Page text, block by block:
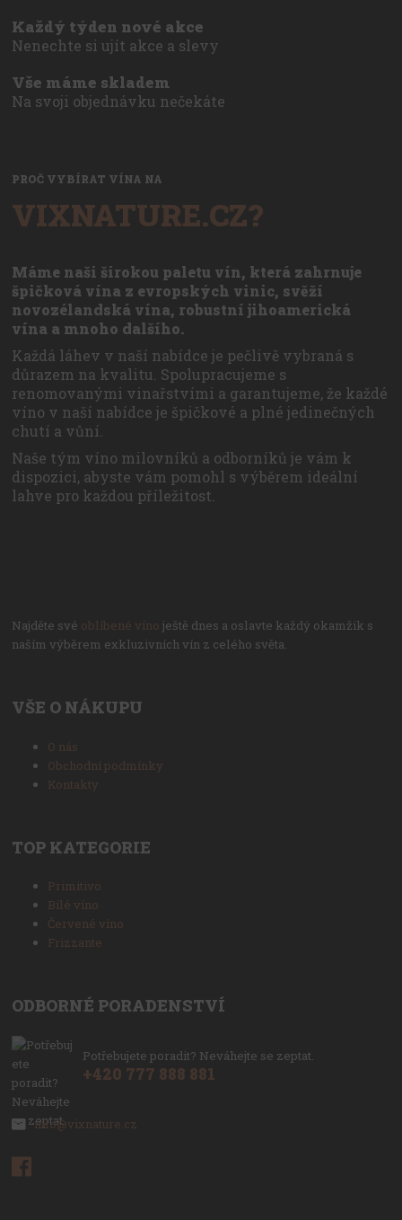
Každý týden nové akce
Nenechte si ujít akce a slevy
Vše máme skladem
Na svoji objednávku nečekáte
PROČ VYBÍRAT VÍNA NA
VIXNATURE.CZ?
Máme naši širokou paletu vín, která zahrnuje
špičková vína z evropských vinic, svěží
novozélandská vína, robustní jihoamerická
vína a mnoho dalšího.
Každá láhev v naší nabídce je pečlivě vybraná s
důrazem na kvalitu. Spolupracujeme s
renomovanými vinařstvími a garantujeme, že každé
víno v naší nabídce je špičkové a plné jedinečných
chutí a vůní.
Naše tým víno milovníků a odborníků je vám k
dispozici, abyste vám pomohl s výběrem ideální
lahve pro každou příležitost.
Najděte své oblíbené víno ještě dnes a oslavte každý okamžik s
naším výběrem exkluzivních vín z celého světa.
VŠE O NÁKUPU
O nás
Obchodní podmínky
Kontakty
TOP KATEGORIE
Primitivo
Bílé víno
Červené víno
Frizzante
ODBORNÉ PORADENSTVÍ
Potřebujete poradit? Neváhejte se zeptat.
+420 777 888 881
info@vixnature.cz